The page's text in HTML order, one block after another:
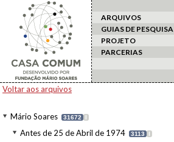
ARQUIVOS
GUIAS DE PESQUISA
PROJETO
PARCERIAS
Voltar aos arquivos
Mário Soares 31672 I
Antes de 25 de Abril de 1974 3113 I